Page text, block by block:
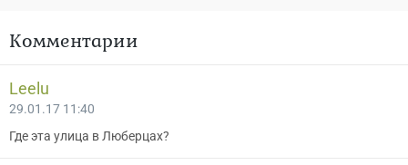
Комментарии
Leelu
29.01.17 11:40
Где эта улица в Люберцах?